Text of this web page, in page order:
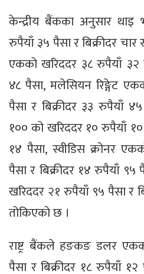
केन्द्रीय बैंकका अनुसार थाइ
रुपैयाँ ३५ पैसा र बिक्रीदर
एकको खरिददर ३८ रुपैयाँ ३२
४८ पैसा, मलेसियन रिङ्गेट
पैसा र बिक्रीदर ३३ रुपैयाँ
१०० को खरिददर १० रुपैयाँ
१४ पैसा, स्वीडिस क्रोनर
पैसा र बिक्रीदर १४ रुपैयाँ
खरिददर २१ रुपैयाँ ९५ पैसा र
तोकिएको छ ।
राष्ट्र बैंकले हङकङ डलर
पैसा र बिक्रीदर १८ रुपैयाँ